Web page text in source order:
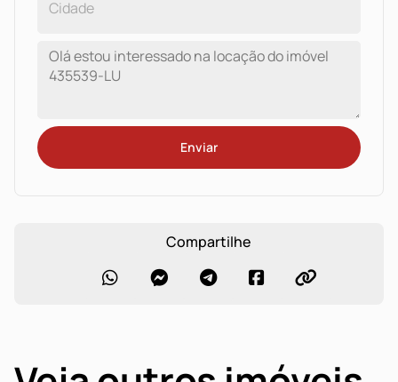
Enviar
Compartilhe